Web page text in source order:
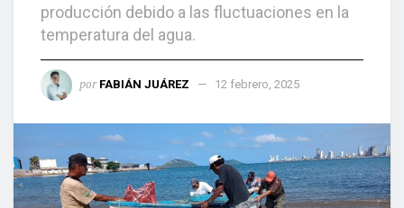
producción debido a las fluctuaciones en la
temperatura del agua.
por FABIÁN JUÁREZ 12 febrero, 2025